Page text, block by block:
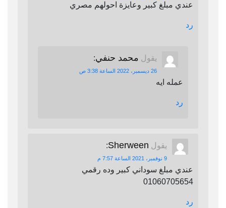
عندي مبلغ كبير وعايزة احولهم مصري
رد
يقول محمد حنفي:
26 ديسمبر، 2022 الساعة 3:38 ص
عمله ايه
رد
يقول Sherween
:
9 نوفمبر، 2021 الساعة 7:57 م
عندي مبلغ سوداني كبير وده رقمي
01060705654
رد